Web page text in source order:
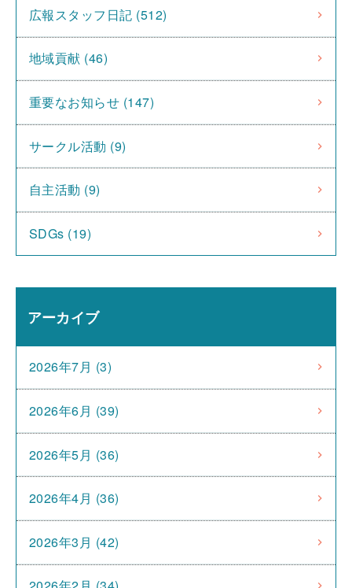
広報スタッフ日記 (512)
地域貢献 (46)
重要なお知らせ (147)
サークル活動 (9)
自主活動 (9)
SDGs (19)
アーカイブ
2026年7月 (3)
2026年6月 (39)
2026年5月 (36)
2026年4月 (36)
2026年3月 (42)